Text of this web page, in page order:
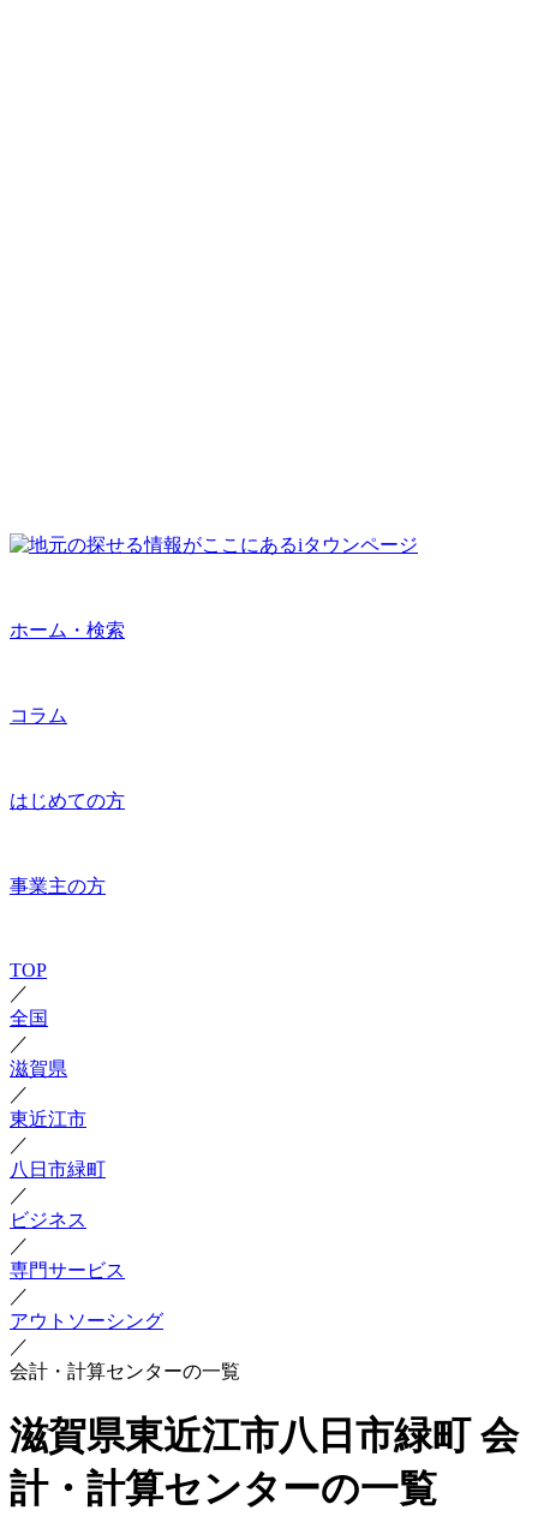
ホーム・検索
コラム
はじめての方
事業主の方
TOP
／
全国
／
滋賀県
／
東近江市
／
八日市緑町
／
ビジネス
／
専門サービス
／
アウトソーシング
／
会計・計算センターの一覧
滋賀県東近江市八日市緑町 会
計・計算センターの一覧